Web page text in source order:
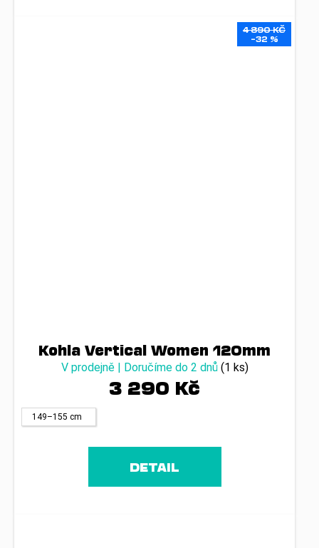
4 890 KČ
–32 %
Kohla Vertical Women 120mm
V prodejně | Doručíme do 2 dnů (1 ks)
3 290 Kč
149–155 cm
DETAIL